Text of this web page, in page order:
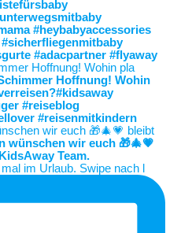
Hoffnung! Wohin pla
wir euch 🎁🎄💗 bleibt
im Urlaub. Swipe nach l